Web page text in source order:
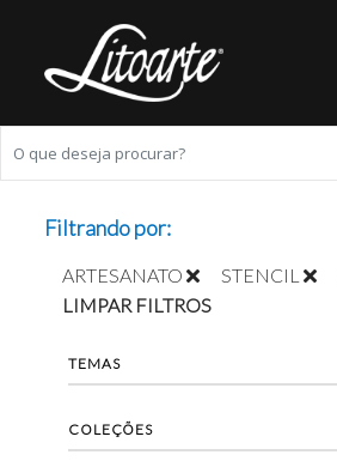
Filtrando por:
ARTESANATO STENCIL
LIMPAR FILTROS
TEMAS
COLEÇÕES